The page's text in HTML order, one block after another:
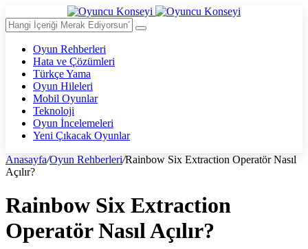
Oyun Rehberleri
Hata ve Çözümleri
Türkçe Yama
Oyun Hileleri
Mobil Oyunlar
Teknoloji
Oyun İncelemeleri
Yeni Çıkacak Oyunlar
Anasayfa/Oyun Rehberleri/Rainbow Six Extraction Operatör Nasıl
Açılır?
Rainbow Six Extraction
Operatör Nasıl Açılır?